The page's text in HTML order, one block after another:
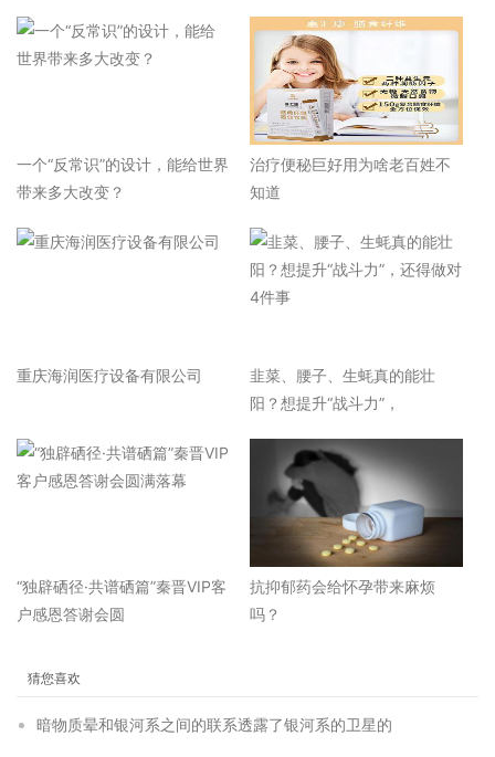
一个“反常识”的设计，能给世界
带来多大改变？
治疗便秘巨好用为啥老百姓不
知道
重庆海润医疗设备有限公司
韭菜、腰子、生蚝真的能壮
阳？想提升“战斗力”，
“独辟硒径·共谱硒篇”秦晋VIP客
户感恩答谢会圆
抗抑郁药会给怀孕带来麻烦
吗？
猜您喜欢
暗物质晕和银河系之间的联系透露了银河系的卫星的